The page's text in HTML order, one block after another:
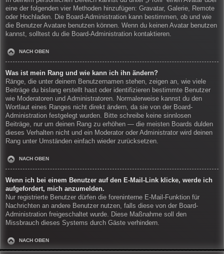
eine der folgenden vier Methoden hinzufügen: Gravatar, Galerie, Remote
oder Hochladen. Die Board-Administration kann bestimmen, ob und wie
die Benutzer Avatare benutzen können. Wenn du keinen Avatar benutzen
kannst, solltest du die Board-Administration kontaktieren.
NACH OBEN
Was ist mein Rang und wie kann ich ihn ändern?
Ränge, die unter deinem Benutzernamen stehen, zeigen an, wie viele
Beiträge du bislang erstellt hast oder identifizieren bestimmte Benutzer
wie Moderatoren und Administratoren. Normalerweise kannst du den
Wortlaut eines Ranges nicht direkt ändern, da sie von der Board-
Administration festgelegt wurden. Bitte schreibe keine sinnlosen
Beiträge, nur um deinen Rang zu erhöhen — die meisten Boards dulden
dieses Verhalten nicht und ein Moderator oder Administrator wird deinen
Rang unter Umständen einfach wieder zurücksetzen.
NACH OBEN
Wenn ich bei einem Benutzer auf den E-Mail-Link klicke, werde ich
aufgefordert, mich anzumelden.
Nur registrierte Benutzer dürfen die foreninterne E-Mail-Funktion für
Nachrichten an andere Benutzer nutzen, falls diese von der Board-
Administration freigeschaltet wurde. Diese Maßnahme soll den
Missbrauch dieses Systems durch Gäste verhindern.
NACH OBEN